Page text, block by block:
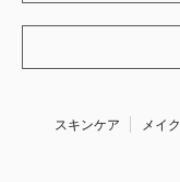
スキンケア メイク